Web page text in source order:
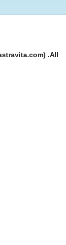
.All